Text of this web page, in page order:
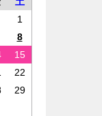
1
8
15
22
29